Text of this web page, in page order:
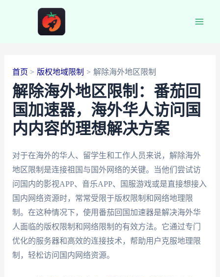
首页 版权地域限制 解除海外地区限制
解除海外地区限制：番茄回
国加速器，海外华人访问国
内内容的理想解决方案
对于在海外的华人、留学生和工作人员来说，解除海外
地区限制是连接祖国与国外网络的关键。当他们尝试访
问国内的影视APP、音乐APP、国服游戏或是直接想接入
国内网络资源时，常常受限于版权限制和网络地理限
制。在这种情况下，使用番茄回国加速器是解决海外华
人面临的版权限制和网络限制的有效方法。它通过专门
优化的服务器和高效的连接技术，帮助用户克服地理限
制，轻松访问国内网络资源。